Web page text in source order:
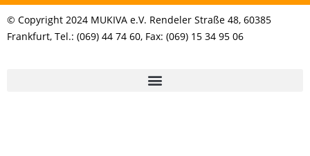
© Copyright 2024 MUKIVA e.V. Rendeler Straße 48, 60385
Frankfurt, Tel.: (069) 44 74 60, Fax: (069) 15 34 95 06